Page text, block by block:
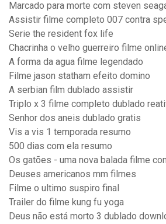
Marcado para morte com steven
Assistir filme completo 007 contra
Serie the resident fox life
Chacrinha o velho guerreiro filme
A forma da agua filme legendado
Filme jason statham efeito domino
A serbian film dublado assistir
Triplo x 3 filme completo dublado
Senhor dos aneis dublado gratis
Vis a vis 1 temporada resumo
500 dias com ela resumo
Os gatões - uma nova balada filme
Deuses americanos mm filmes
Filme o ultimo suspiro final
Trailer do filme kung fu yoga
Deus não está morto 3 dublado